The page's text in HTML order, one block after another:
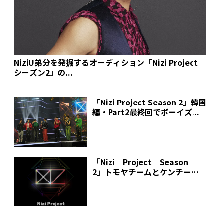
NiziU弟分を発掘するオーディション「Nizi Project
シーズン2」の...
「Nizi Project Season 2」韓国
編・Part2最終回でボーイズ...
「Nizi Project Season
2」トモヤチームとケンチーム